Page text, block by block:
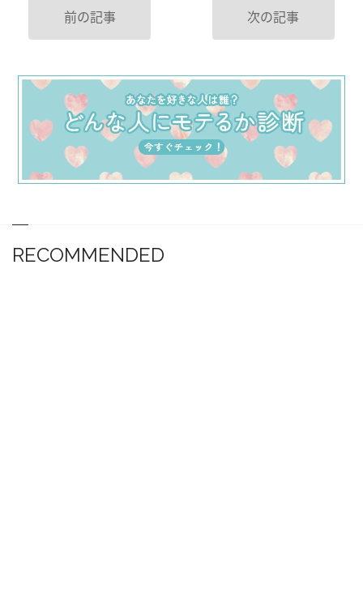
前の記事 次の記事
RECOMMENDED